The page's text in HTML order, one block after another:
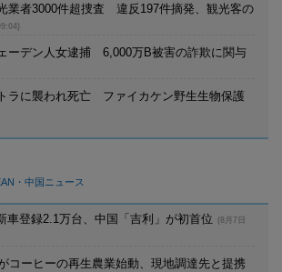
業者3000件超捜査 違反197件摘発、観光客の
ーデン人女逮捕 6,000万B被害の詐欺に関与
ラに襲われ死亡 ファイカケン野生生物保護
・中国ニュース
車登録2.1万台、中国「吉利」が初首位
(8月7日
コーヒーの再生農業始動、現地調達先と提携